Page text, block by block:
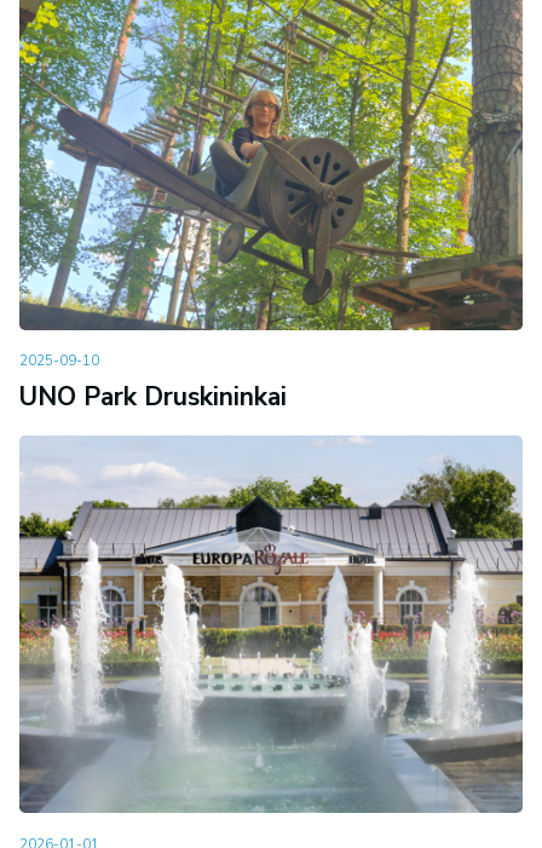
2025-09-10
UNO Park Druskininkai